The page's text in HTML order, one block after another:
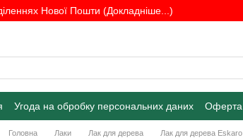
Нової Пошти (Докладніше...)
Угода на обробку персональних даних Оферта
Головна Лаки Лак для дерева
Лак для дерева Eskaro